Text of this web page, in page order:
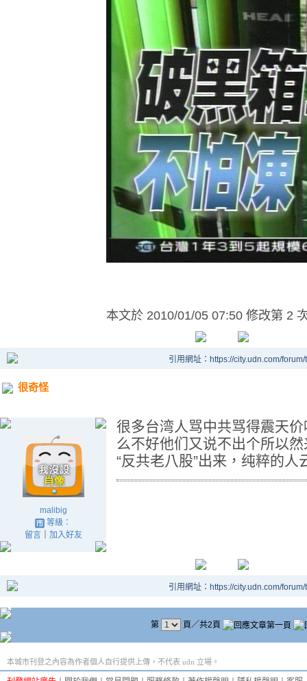
本文於 2010/01/05 07:50 修改第 2
引用網址：https://city.udn.com/
很奇怪
malibig
等級：
留言｜ 加入好友
很多台湾人骂中共骂得震天
么不好他们又说不出个所以
“反共老八股”出来，纯粹的
引用網址：https://city.udn.com/
第 頁／共2頁
本城市刊登之內容為作者個人自行提供上傳，不代表 udn 立場。